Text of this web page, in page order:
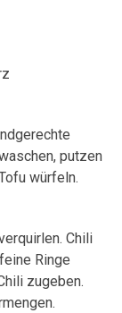
putzen
würfeln.
Chili
Ringe
zugeben.